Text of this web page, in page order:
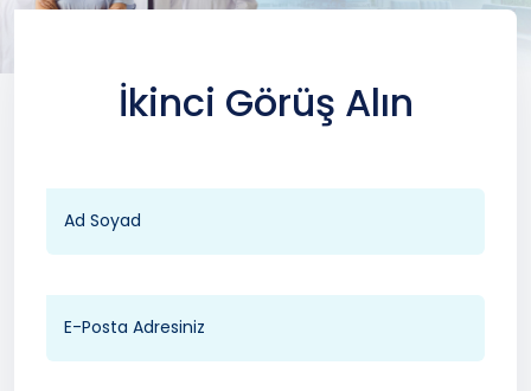
İkinci Görüş Alın